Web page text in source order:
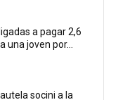
a pagar 2,6
una joven por...
socini a la